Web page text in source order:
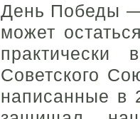
День Победы
может
Советского
написанные в